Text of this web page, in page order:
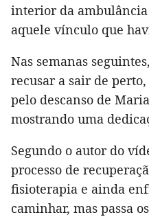
interior da
aquele vínculo que
Nas semanas
recusar a sair de
pelo descanso de
mostrando uma
Segundo o autor do
processo de
fisioterapia e ainda
caminhar, mas passa